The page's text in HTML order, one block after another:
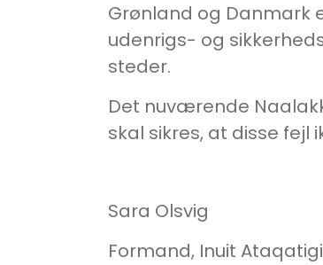
Grønland og
udenrigs- og
steder.
Det nuværende
skal sikres, at disse fejl
Sara Olsvig
Formand, Inuit